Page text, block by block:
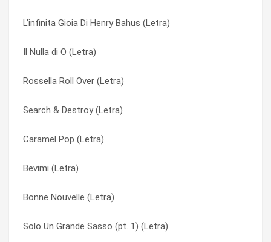
L’infinita Gioia Di Henry Bahus (Letra)
Il Nulla di O (Letra)
Rossella Roll Over (Letra)
Search & Destroy (Letra)
Caramel Pop (Letra)
Bevimi (Letra)
Bonne Nouvelle (Letra)
Solo Un Grande Sasso (pt. 1) (Letra)
Buona Risposta (Letra)
Bonne Nouvelle (Letra)
Blue (Letra)
Blu Ninive (Letra)
Bevimi (Letra)
Bambina In Nero (Letra)
Angie (Letra)
Across The Universe (Letra)
Nel mio letto (Letra)
Nella Schiuma (Letra)
Nera visione (Letra)
Non Prendere Lacme, Eugenio (Letra)
Nova (Letra)
Nuova Luce (Letra)
Omnia 2241 (Letra)
Onan (Letra)